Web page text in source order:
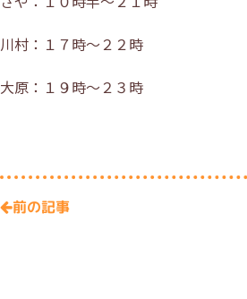
川村：１７時～２２時
大原：１９時～２３時
前の記事